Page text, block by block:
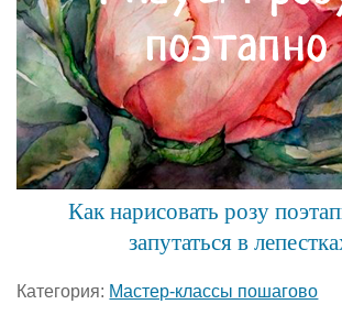
Как нарисовать розу
запутаться в
Категория: Мастер-классы пошагово